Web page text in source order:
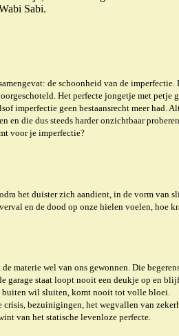
Sabi.
de schoonheid van de
Het perfecte jongetje met petje
imperfectie geen bestaansrecht meer had.
die dus steeds harder onzichtbaar
voor je imperfectie?
het duister zich aandient, in de vorm van
en de dood op onze hielen voelen, hoe
materie wel van ons gewonnen. Die
staat loopt nooit een deukje op en
buiten wil sluiten, komt nooit tot volle bloei.
bezuinigingen, het wegvallen van
van het statische levenloze perfecte.